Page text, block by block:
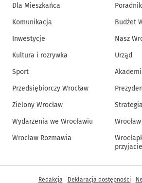
Dla Mieszkańca
Komunikacja
Inwestycje
Kultura i rozrywka
Sport
Przedsiębiorczy Wrocław
Zielony Wrocław
Wydarzenia we Wrocławiu
Wrocław Rozmawia
Budżet
Nasz
Urząd
Inne informacje
Redakcja Deklaracja dostępności